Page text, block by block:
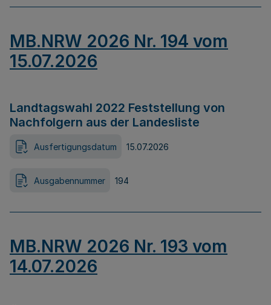
MB.NRW 2026 Nr. 194 vom
15.07.2026
Landtagswahl 2022 Feststellung von
Nachfolgern aus der Landesliste
Ausfertigungsdatum 15.07.2026
Ausgabennummer 194
MB.NRW 2026 Nr. 193 vom
14.07.2026